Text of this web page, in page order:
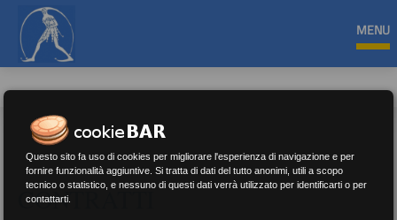
MENU
CONTRATTI
Questo sito fa uso di cookies per migliorare l'esperienza di navigazione e per
fornire funzionalità aggiuntive. Si tratta di dati del tutto anonimi, utili a scopo
tecnico o statistico, e nessuno di questi dati verrà utilizzato per identificarti o per
contattarti.